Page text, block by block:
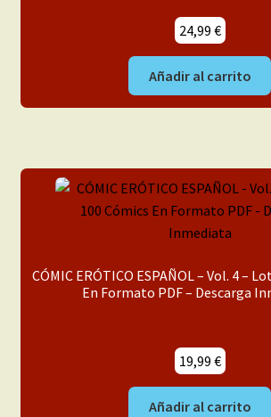
24,99 €
Añadir al carrito
CÓMIC ERÓTICO ESPAÑOL – Vol. 4 –
En Formato PDF – Descarga
19,99 €
Añadir al carrito